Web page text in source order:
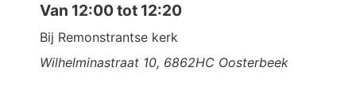
Van 12:00 tot 12:20
Bij Remonstrantse kerk
Wilhelminastraat 10, 6862HC Oosterbeek